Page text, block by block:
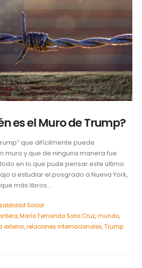
es el Muro de Trump?
que difícilmente puede
muro y que de ninguna manera fue
en lo que pude pensar este último
a estudiar el posgrado a Nueva York,
más libros...
Social
,María Fernanda Soria Cruz,mundo,
exterior,relaciones internacionales,Trump